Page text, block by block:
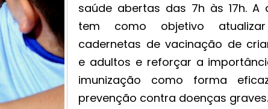
saúde abertas das 7h às 17h. A
tem como objetivo
cadernetas de vacinação de
e adultos e reforçar a
imunização como forma
prevenção contra doenças graves.